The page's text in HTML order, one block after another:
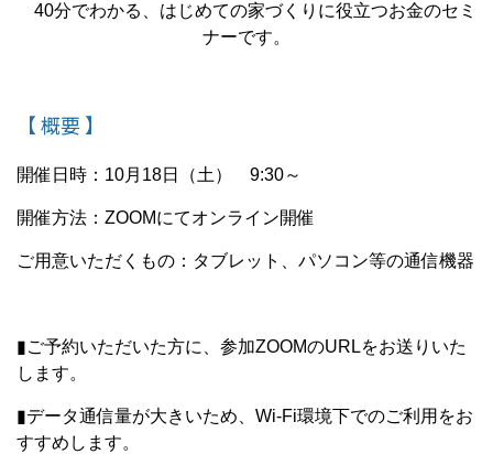
40分でわかる、はじめての家づくりに役立つお金のセミ
ナーです。
【 概要 】
開催日時：10月18日（土） 9:30～
開催方法：ZOOMにてオンライン開催
ご用意いただくもの：タブレット、パソコン等の通信機器
▮ご予約いただいた方に、参加ZOOMのURLをお送りいた
します。
▮データ通信量が大きいため、Wi-Fi環境下でのご利用をお
すすめします。